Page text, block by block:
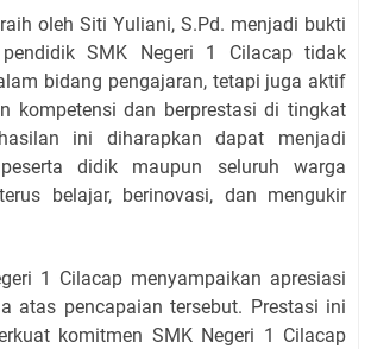
oleh Siti Yuliani, S.Pd. menjadi bukti
SMK Negeri 1 Cilacap tidak
bidang pengajaran, tetapi juga aktif
kompetensi dan berprestasi di tingkat
ini diharapkan dapat menjadi
didik maupun seluruh warga
belajar, berinovasi, dan mengukir
1 Cilacap menyampaikan apresiasi
atas pencapaian tersebut. Prestasi ini
komitmen SMK Negeri 1 Cilacap